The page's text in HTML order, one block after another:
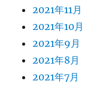
2021年11月
2021年10月
2021年9月
2021年8月
2021年7月